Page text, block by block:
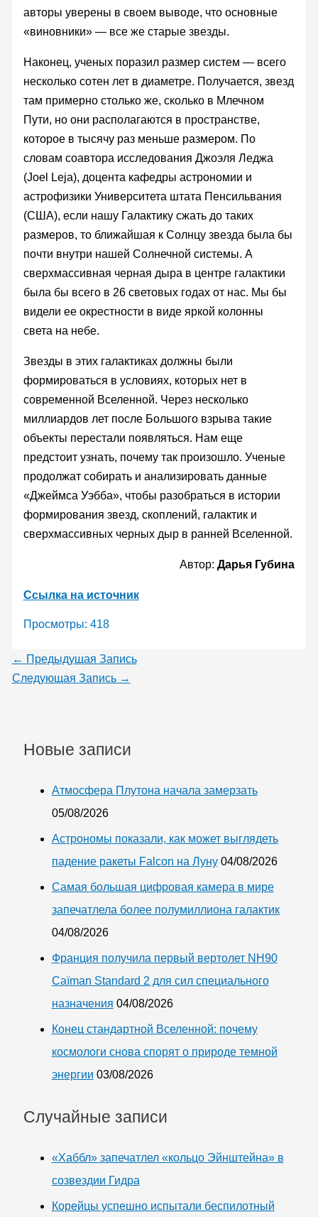
авторы уверены в своем выводе, что основные
«виновники» — все же старые звезды.
Наконец, ученых поразил размер систем — всего
несколько сотен лет в диаметре. Получается, звезд
там примерно столько же, сколько в Млечном
Пути, но они располагаются в пространстве,
которое в тысячу раз меньше размером. По
словам соавтора исследования Джоэля Леджа
(Joel Leja), доцента кафедры астрономии и
астрофизики Университета штата Пенсильвания
(США), если нашу Галактику сжать до таких
размеров, то ближайшая к Солнцу звезда была бы
почти внутри нашей Солнечной системы. А
сверхмассивная черная дыра в центре галактики
была бы всего в 26 световых годах от нас. Мы бы
видели ее окрестности в виде яркой колонны
света на небе.
Звезды в этих галактиках должны были
формироваться в условиях, которых нет в
современной Вселенной. Через несколько
миллиардов лет после Большого взрыва такие
объекты перестали появляться. Нам еще
предстоит узнать, почему так произошло. Ученые
продолжат собирать и анализировать данные
«Джеймса Уэбба», чтобы разобраться в истории
формирования звезд, скоплений, галактик и
сверхмассивных черных дыр в ранней Вселенной.
Автор:Дарья Губина
Ссылка на источник
Просмотры: 418
← Предыдущая Запись
Следующая Запись →
Новые записи
Атмосфера Плутона начала замерзать
05/08/2026
Астрономы показали, как может выглядеть
падение ракеты Falcon на Луну 04/08/2026
Самая большая цифровая камера в мире
запечатлела более полумиллиона галактик
04/08/2026
Франция получила первый вертолет NH90
Caïman Standard 2 для сил специального
назначения 04/08/2026
Конец стандартной Вселенной: почему
космологи снова спорят о природе темной
энергии 03/08/2026
Случайные записи
«Хаббл» запечатлел «кольцо Эйнштейна» в
созвездии Гидра
Корейцы успешно испытали беспилотный